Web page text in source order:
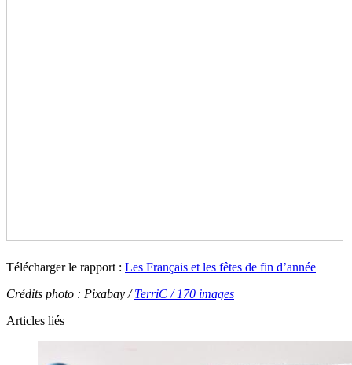
Télécharger le rapport : Les Français et les fêtes de fin d’année
Crédits photo : Pixabay /TerriC / 170 images
Articles liés